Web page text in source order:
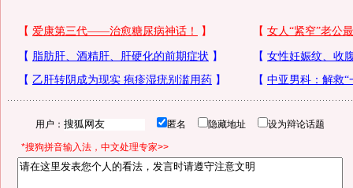
用户： 匿名 隐藏地址 设为辩论话题
*搜狗拼音输入法，中文处理专家>>